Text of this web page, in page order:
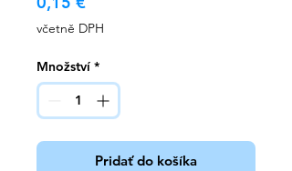
včetně DPH
Množství *
Pridať do košíka